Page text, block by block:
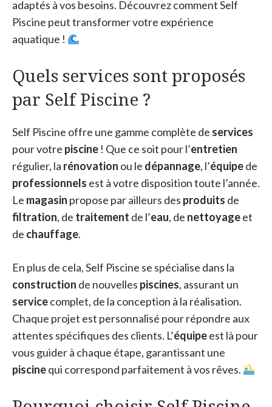
adaptés à vos besoins. Découvrez comment Self
Piscine peut transformer votre expérience
aquatique !
Quels services sont proposés
par Self Piscine ?
Self Piscine offre une gamme complète de services
pour votre piscine ! Que ce soit pour l’entretien
régulier, la rénovation ou le dépannage, l’équipede
professionnels est à votre disposition toute l’année.
Le magasin propose par ailleurs des produits de
filtration, de traitement de l’eau, de nettoyageet
de chauffage.
En plus de cela, Self Piscine se spécialise dans la
construction de nouvelles piscines, assurant un
servicecomplet, de la conception à la réalisation.
Chaque projet est personnalisé pour répondre aux
attentes spécifiques des clients. L’équipeest là pour
vous guider à chaque étape, garantissant une
piscinequi correspond parfaitement à vos rêves.